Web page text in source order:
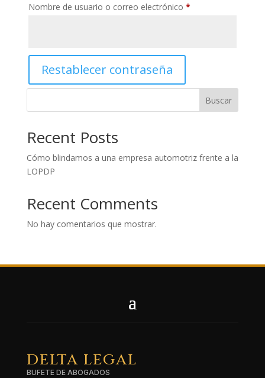
Nombre de usuario o correo electrónico *Obligatorio
Restablecer contraseña
Buscar
Recent Posts
Cómo blindamos a una empresa automotriz frente a la
LOPDP
Recent Comments
No hay comentarios que mostrar.
DELTA LEGAL
BUFETE DE ABOGADOS